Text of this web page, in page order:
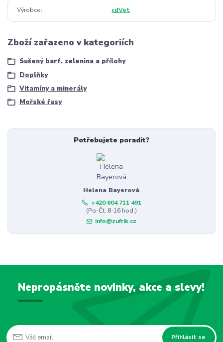
Výrobce cdVet
Zboží zařazeno v kategoriích
Sušený barf, zelenina a přílohy
Doplňky
Vitamíny a minerály
Mořské řasy
Potřebujete poradit?
Helena Bayerová
+420 604 711 491
(Po-Čt, 8-16 hod.)
info@zufrik.cz
Nepropásněte novinky, akce a slevy!
Přihlásit se